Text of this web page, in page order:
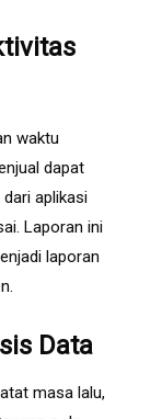
waktu
dapat
aplikasi
Laporan ini
laporan
Data
masa lalu,